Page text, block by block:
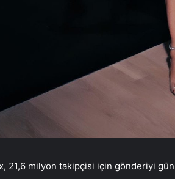
21,6 milyon takipçisi için gönderiyi